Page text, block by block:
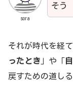
sora
そう
それが時代を経
ったとき 」や「
戻すための道し